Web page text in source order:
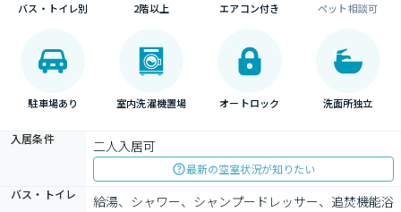
バス・トイレ別 2階以上 エアコン付き ペット相談可
駐車場あり 室内洗濯機置場 オートロック 洗面所独立
入居条件 二人入居可
最新の空室状況が知りたい
バス・トイレ
給湯、シャワー、シャンプードレッサー、追焚機能浴